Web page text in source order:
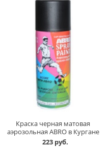
Краска черная матовая
аэрозольная ABRO в Кургане
223 руб.